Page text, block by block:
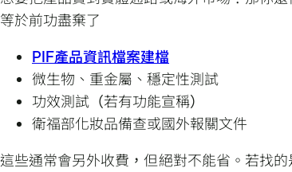
等於前功盡棄了
PIF產品資訊檔案建檔
微生物、重金屬、穩定性測試
功效測試（若有功能宣稱）
衛福部化妝品備查或國外報關文件
這些通常會另外收費，但絕對不能省。若找